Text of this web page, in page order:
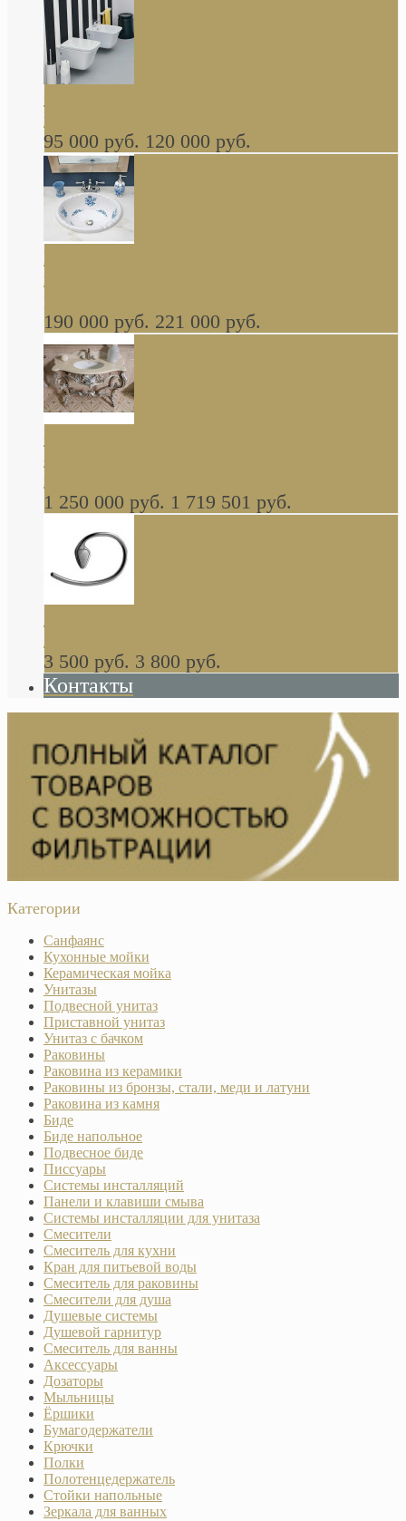
навесное КОМПЛЕКТ
95 000 руб. 120 000 руб.
Decorated Bathroom раковина овальная
встраиваемая для ванной с рисунком синяя
роза В НАЛИЧИИ
190 000 руб. 221 000 руб.
стиле барокко, из массива дерева, светло
коричневый матовый окрас + серебро
1 250 000 руб. 1 719 501 руб.
Khala Colombo аксессуары (серия) В
НАЛИЧИИ
3 500 руб. 3 800 руб.
Контакты
Категории
Санфаянс
Кухонные мойки
Керамическая мойка
Унитазы
Подвесной унитаз
Приставной унитаз
Унитаз с бачком
Раковины
Раковина из керамики
Раковины из бронзы, стали, меди и латуни
Раковина из камня
Биде
Биде напольное
Подвесное биде
Писсуары
Системы инсталляций
Панели и клавиши смыва
Системы инсталляции для унитаза
Смесители
Смеситель для кухни
Кран для питьевой воды
Смеситель для раковины
Смесители для душа
Душевые системы
Душевой гарнитур
Смеситель для ванны
Аксессуары
Дозаторы
Мыльницы
Ёршики
Бумагодержатели
Крючки
Полки
Полотенцедержатель
Стойки напольные
Зеркала для ванных